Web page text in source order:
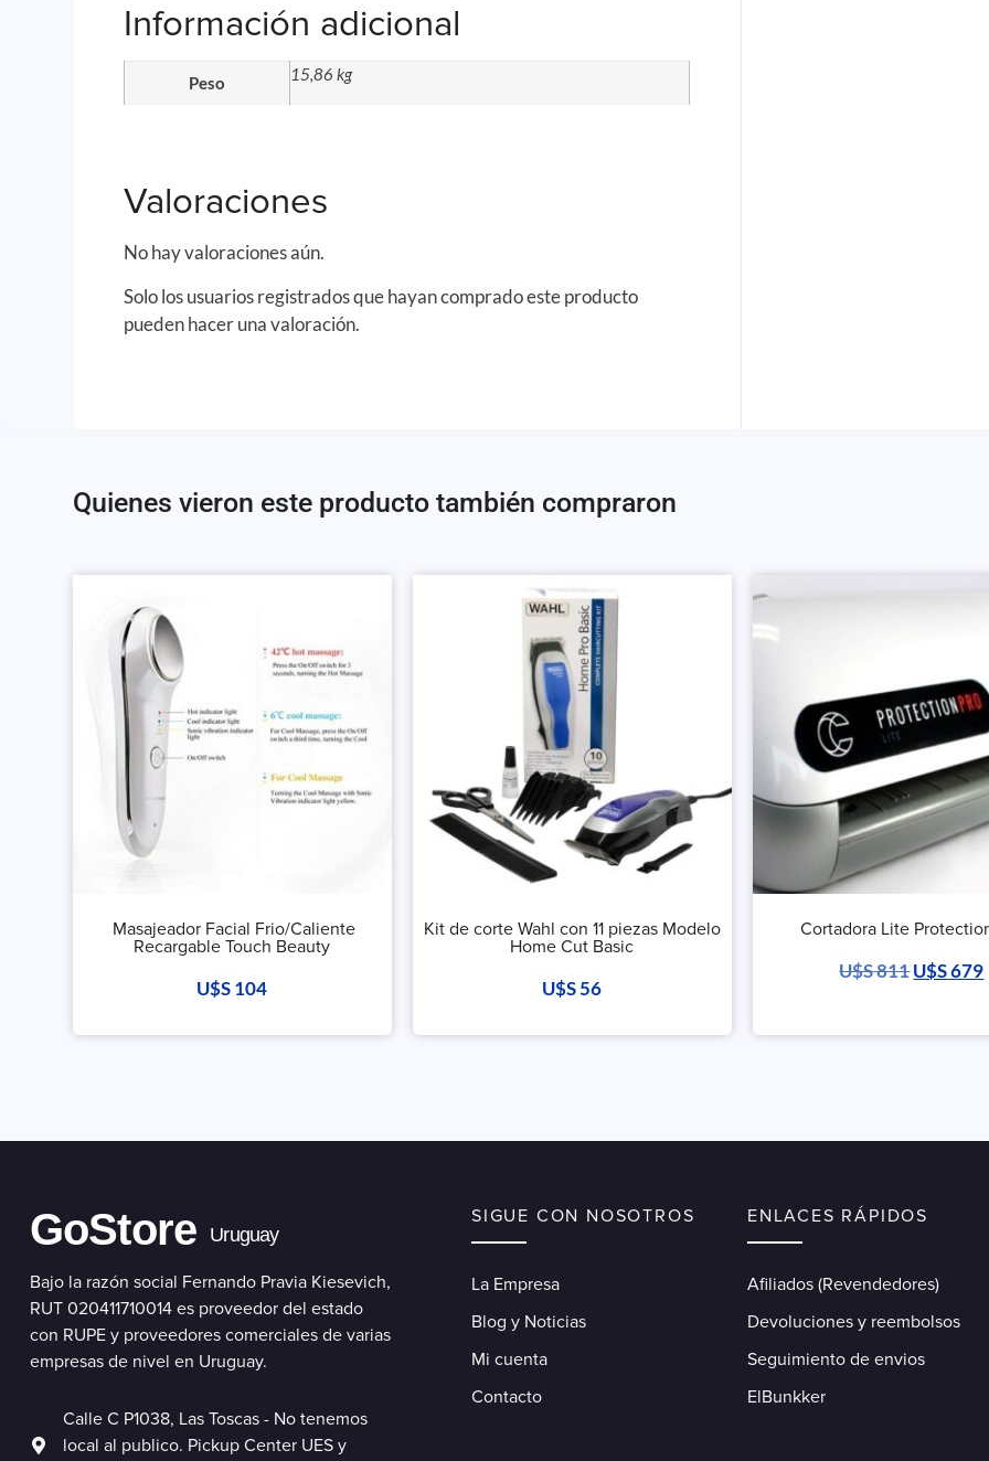
Información adicional
Peso 15,86 kg
Valoraciones
No hay valoraciones aún.
Solo los usuarios registrados que hayan comprado este producto
pueden hacer una valoración.
Quienes vieron este producto también compraron
Masajeador Facial Frio/Caliente
Recargable Touch Beauty
U$S104
Kit de corte Wahl con 11 piezas Modelo
Home Cut Basic
U$S56
Cortadora Lite
U$S811U$S679
GoStore Uruguay
Bajo la razón social Fernando Pravia Kiesevich,
RUT 020411710014 es proveedor del estado
con RUPE y proveedores comerciales de varias
empresas de nivel en Uruguay.
Calle C P1038, Las Toscas - No tenemos
local al publico. Pickup Center UES y
SIGUE CON NOSOTROS
La Empresa
Blog y Noticias
Mi cuenta
Contacto
ENLACES RÁPIDOS
Afiliados (Revendedores)
Devoluciones y reembolsos
Seguimiento de envios
ElBunkker